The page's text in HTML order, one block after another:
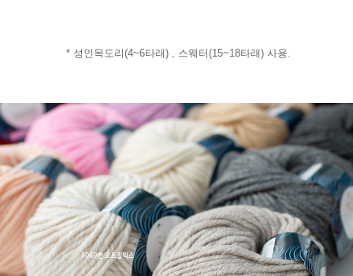
* 성인목도리(4~6타래) , 스웨터(15~18타래) 사용.